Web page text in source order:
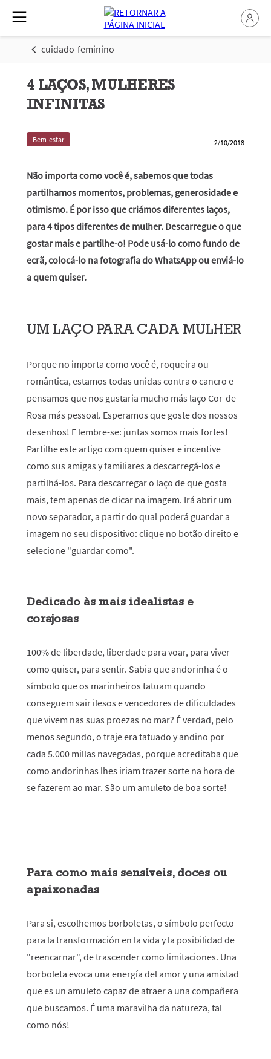
cuidado-feminino
4 LAÇOS, MULHERES
INFINITAS
Bem-estar 2/10/2018
Não importa como você é, sabemos que todas
partilhamos momentos, problemas, generosidade e
otimismo. É por isso que criámos diferentes laços,
para 4 tipos diferentes de mulher. Descarregue o que
gostar mais e partilhe-o! Pode usá-lo como fundo de
ecrã, colocá-lo na fotografia do WhatsApp ou enviá-lo
a quem quiser.
UM LAÇO PARA CADA MULHER
Porque no importa como você é, roqueira ou
romântica, estamos todas unidas contra o cancro e
pensamos que nos gustaria mucho más laço Cor-de-
Rosa más pessoal. Esperamos que goste dos nossos
desenhos! E lembre-se: juntas somos mais fortes!
Partilhe este artigo com quem quiser e incentive
como sus amigas y familiares a descarregá-los e
partilhá-los. Para descarregar o laço de que gosta
mais, tem apenas de clicar na imagem. Irá abrir um
novo separador, a partir do qual poderá guardar a
imagem no seu dispositivo: clique no botão direito e
selecione "guardar como".
Dedicado às mais idealistas e
corajosas
100% de liberdade, liberdade para voar, para viver
como quiser, para sentir. Sabia que andorinha é o
símbolo que os marinheiros tatuam quando
conseguem sair ilesos e vencedores de dificuldades
que vivem nas suas proezas no mar? É verdad, pelo
menos segundo, o traje era tatuado y andino por
cada 5.000 millas navegadas, porque acreditaba que
como andorinhas lhes iriam trazer sorte na hora de
se fazerem ao mar. São um amuleto de boa sorte!
Para como mais sensíveis, doces ou
apaixonadas
Para si, escolhemos borboletas, o símbolo perfecto
para la transformación en la vida y la posibilidad de
"reencarnar", de trascender como limitaciones. Una
borboleta evoca una energía del amor y una amistad
que es un amuleto capaz de atraer a una compañera
que buscamos. É uma maravilha da natureza, tal
como nós!